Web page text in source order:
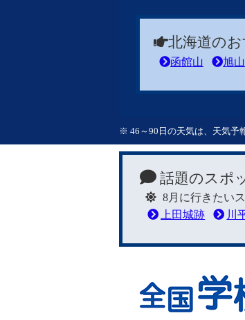
北海道の
函館山 旭
※ 46～90日の天気は、天気予
話題のスポ
8月に行きたい
上田城跡
川